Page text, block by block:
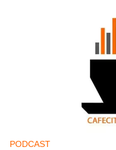
PODCAST